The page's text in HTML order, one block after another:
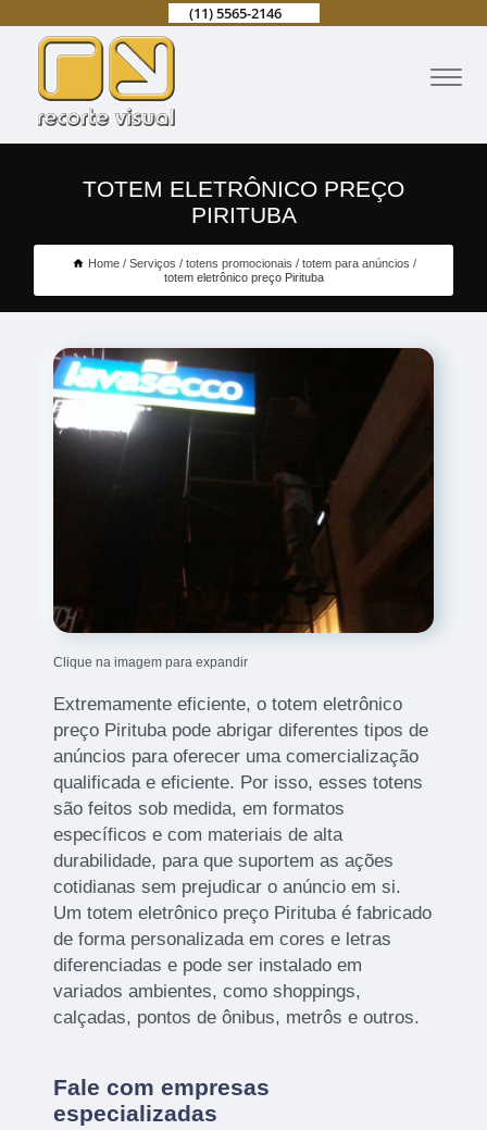
(11) 5565-2146
TOTEM ELETRÔNICO PREÇO
PIRITUBA
Home Serviços totens promocionais
totem para anúncios
totem eletrônico preço Pirituba
Clique na imagem para expandir
Extremamente eficiente, o totem eletrônico
preço Pirituba pode abrigar diferentes tipos de
anúncios para oferecer uma comercialização
qualificada e eficiente. Por isso, esses totens
são feitos sob medida, em formatos
específicos e com materiais de alta
durabilidade, para que suportem as ações
cotidianas sem prejudicar o anúncio em si.
Um totem eletrônico preço Pirituba é fabricado
de forma personalizada em cores e letras
diferenciadas e pode ser instalado em
variados ambientes, como shoppings,
calçadas, pontos de ônibus, metrôs e outros.
Fale com empresas
especializadas